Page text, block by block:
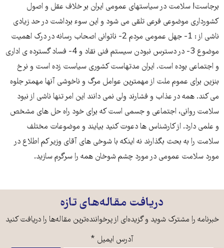
برجاست! سلامت در سیاستهای عمومی ایران بر خلاف عقل و اصول
کشورداری موضوعی فرعی تلقی می شود و این سوء برداشت در حد زیادی
ناشی از : 1- جهل عمومی مردم 2- ناتوانی اصحاب رسانه در درک اهمیت
موضوع 3- در دسترس نبودن سیستم فنی نقاد و 4- فساد گسترده ی اداری
و اجتماعی بوده است. ایران مدتهاست کشوری سیاست زده است و نرخ
بنزین برای عموم ملت از مهمترین عوامل مرگ و ناخوشی آنها مهمتر جلوه
می کند. همه در عذاب و فشارند ولی نمی دانند این امر تنها ناشی از نبود
سلامت روانی، اجتماعی و جسمی است که برای خود راه حل های مشخص
و علمی دارد. از کارشناس ها دعوت کنید بیایند و موضوعات مختلف
سلامت را به بحث بگذارند نه اینکه با شوخی های آقای وزیر کم اطلاع در
مورد سلامت عمومی در مورد چشم شوخان همه را سرگرم سازید.
دریافت مقاله‌های تازه
خبرنامه را مشترک شوید و گزیده‌ای از پرخواننده‌ترین مقاله‌ها را دریافت کنید
آدرس ایمیل *